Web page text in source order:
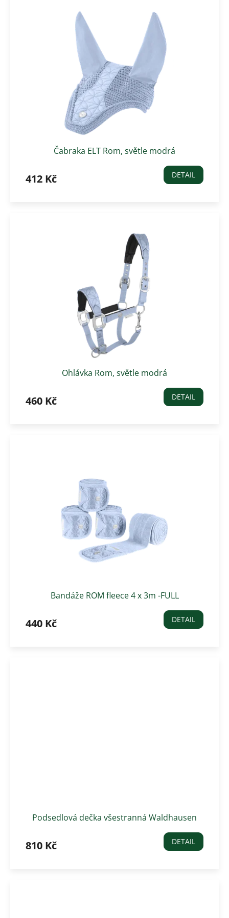
Čabraka ELT Rom, světle modrá
412 Kč DETAIL
Ohlávka Rom, světle modrá
460 Kč DETAIL
Bandáže ROM fleece 4 x 3m -FULL
440 Kč DETAIL
Podsedlová dečka všestranná Waldhausen
810 Kč DETAIL